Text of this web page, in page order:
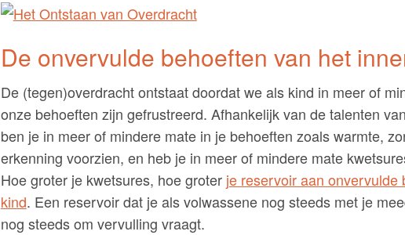
De onvervulde behoeften van het
De (tegen)overdracht ontstaat doordat we als kind in meer of
onze behoeften zijn gefrustreerd. Afhankelijk van de talenten
ben je in meer of mindere mate in je behoeften zoals warmte,
erkenning voorzien, en heb je in meer of mindere mate
Hoe groter je kwetsures, hoe groter je reservoir aan onvervulde
kind. Een reservoir dat je als volwassene nog steeds met je
nog steeds om vervulling vraagt.